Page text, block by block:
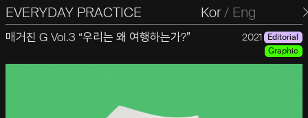
EVERYDAY PRACTICE
일상의실천 Kor/ Eng
매거진 G Vol.3 “우리는 왜 여행하는가?” 2021 Editorial
Graphic